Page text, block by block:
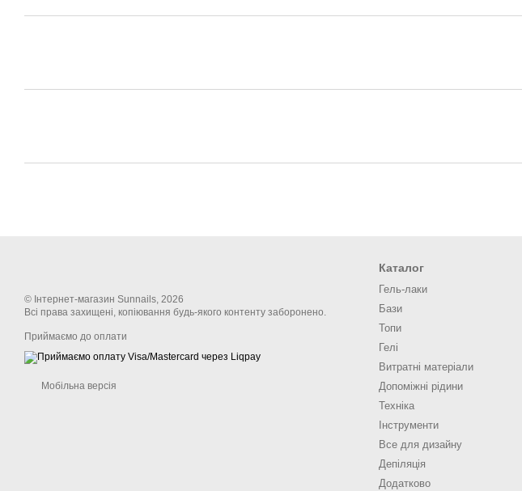
© Інтернет-магазин Sunnails, 2026
Всі права захищені, копіювання будь-якого контенту заборонено.
Приймаємо до оплати
Мобільна версія
Каталог
Гель-лаки
Бази
Топи
Гелі
Витратні матеріали
Допоміжні рідини
Техніка
Інструменти
Все для дизайну
Депіляція
Додатково